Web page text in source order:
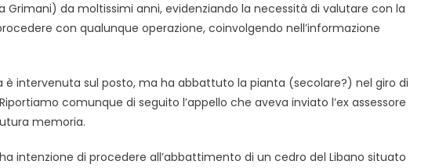
Grimani) da moltissimi anni, evidenziando la necessità di valutare con la
con qualunque operazione, coinvolgendo nell’informazione
intervenuta sul posto, ma ha abbattuto la pianta (secolare?) nel giro di
comunque di seguito l’appello che aveva inviato l’ex assessore
memoria.
intenzione di procedere all’abbattimento di un cedro del Libano situato